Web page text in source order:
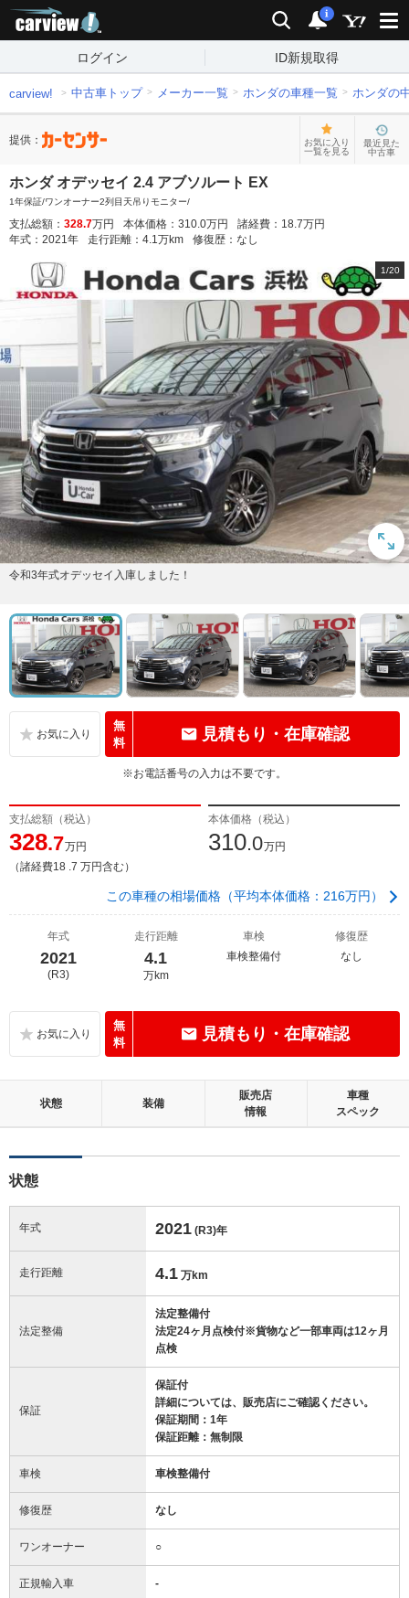
検索 通知
i
ログイン ID新規取得
carview! 中古車トップ メーカー一覧 ホンダの車種一覧 ホンダの
提供：
お気に入り
一覧を見る
最近見た
中古車
ホンダ オデッセイ 2.4 アブソルート EX
1年保証/ワンオーナー2列目天吊りモニター/
支払総額： 328.7万円 本体価格： 310.0万円 諸経費： 18.7万円
年式： 2021年 走行距離： 4.1万km 修復歴： なし
1/20
令和3年式オデッセイ入庫しました！
無
料
見積もり・在庫確認
※お電話番号の入力は不要です。
支払総額（税込）
328.7万円
（諸経費18 .7 万円含む）
本体価格（税込）
310.0万円
この車種の相場価格（平均本体価格：216万円）
年式
2021
(R3)
走行距離
4.1
万km
車検
車検整備付
修復歴
なし
無
料
見積もり・在庫確認
状態 装備
販売店
情報
車種
スペック
状態
年式 2021 (R3)年
走行距離 4.1 万km
法定整備
法定整備付
法定24ヶ月点検付※貨物など一部車両は12ヶ月
点検
保証
保証付
詳細については、販売店にご確認ください。
保証期間：1年
保証距離：無制限
車検 車検整備付
修復歴 なし
ワンオーナー ○
正規輸入車 -